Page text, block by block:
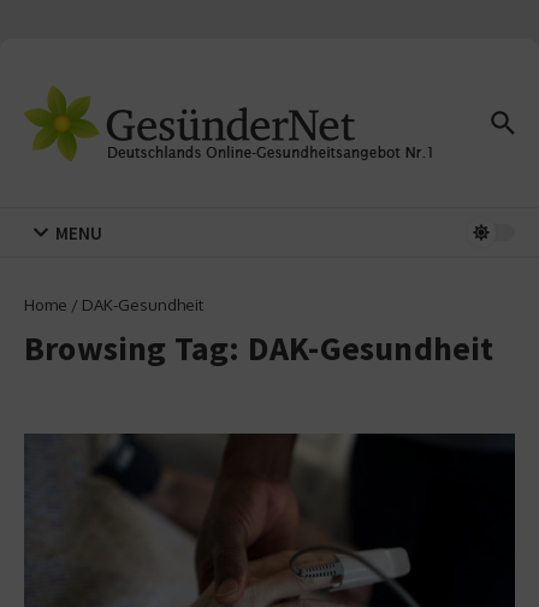
MENU
Home / DAK-Gesundheit
Browsing Tag: DAK-Gesundheit